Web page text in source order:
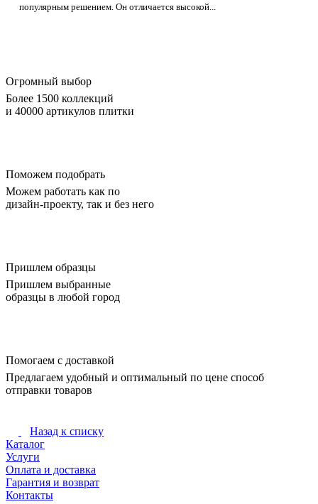
популярным решением. Он отличается высокой...
Огромный выбор
Более 1500 коллекций
и 40000 артикулов плитки
Поможем подобрать
Можем работать как по
дизайн-проекту, так и без него
Пришлем образцы
Пришлем выбранные
образцы в любой город
Помогаем с доставкой
Предлагаем удобный и оптимальный по цене способ
отправки товаров
Назад к списку
Каталог
Услуги
Оплата и доставка
Гарантия и возврат
Контакты